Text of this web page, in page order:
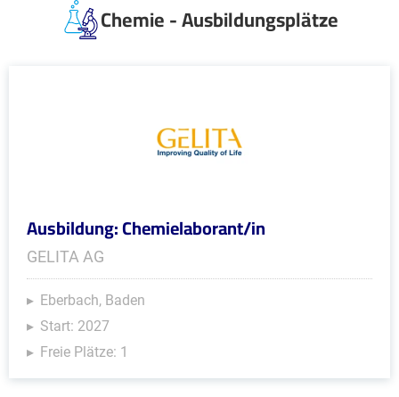
Chemie - Ausbildungsplätze
Ausbildung: Chemielaborant/in
GELITA AG
Eberbach, Baden
Start: 2027
Freie Plätze: 1